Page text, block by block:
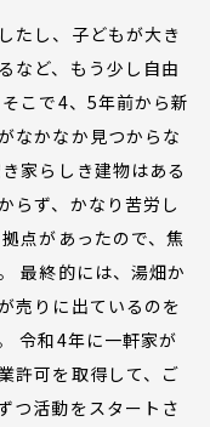
たし、子どもが大き
など、もう少し自由
こで4、5年前から新
なかなか見つからな
家らしき建物はある
らず、かなり苦労し
点があったので、焦
最終的には、湯畑か
売りに出ているのを
令和4年に一軒家が
許可を取得して、ご
つ活動をスタートさ